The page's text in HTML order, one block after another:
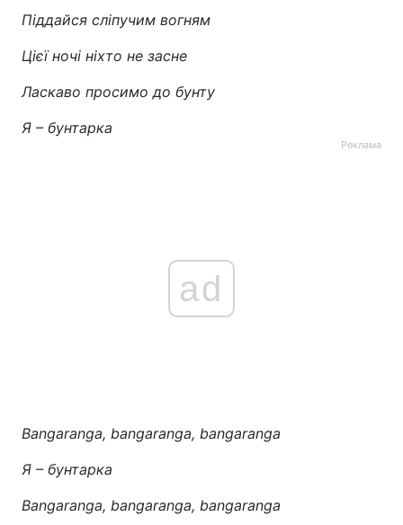
Піддайся сліпучим вогням
Цієї ночі ніхто не засне
Ласкаво просимо до бунту
Я – бунтарка
Реклама
ad
Bangaranga, bangaranga, bangaranga
Я – бунтарка
Bangaranga, bangaranga, bangaranga